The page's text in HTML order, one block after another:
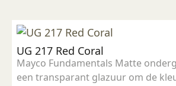
UG 217 Red Coral
Mayco Fundamentals Matte
een transparant glazuur om de